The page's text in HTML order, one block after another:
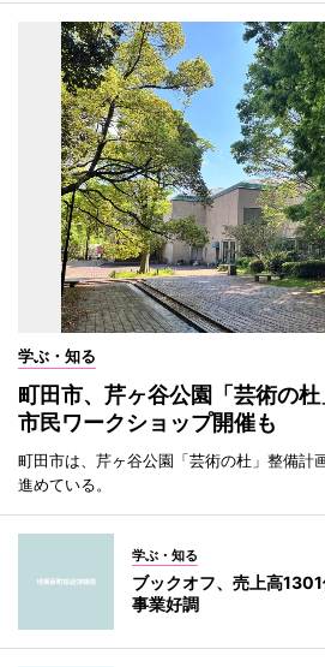
学ぶ・知る
町田市、芹ヶ谷公園「芸術の
市民ワークショップ開催も
町田市は、芹ヶ谷公園「芸術の杜」整備計
進めている。
学ぶ・知る
ブックオフ、売上高
事業好調